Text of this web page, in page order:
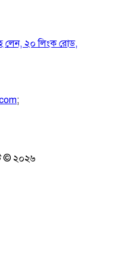
লেন, ২০ লিংক রোড,
;
© ২০২৬